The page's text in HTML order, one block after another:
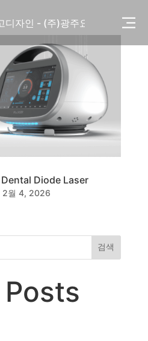
디자인 - (주)광주요
- (주)세스코
인 - 삼성전자㈜
- 카피어랜드㈜
페이지 - (주)분독
탈로그 - 피자마루
백조씽크
디자인 - 중외제약
자인 - 고려은단
모스커피㈜
양홀딩스
디자인 - (주)광주요
- 카피어랜드㈜
페이지 - (주)분독
Diode Laser
2월 4, 2026
검색